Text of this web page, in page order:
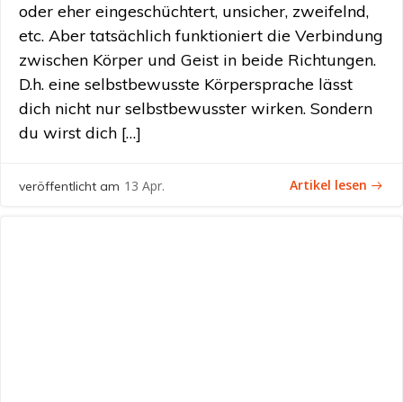
oder eher eingeschüchtert, unsicher, zweifelnd,
etc. Aber tatsächlich funktioniert die Verbindung
zwischen Körper und Geist in beide Richtungen.
D.h. eine selbstbewusste Körpersprache lässt
dich nicht nur selbstbewusster wirken. Sondern
du wirst dich […]
veröffentlicht am 13 Apr. Artikel lesen